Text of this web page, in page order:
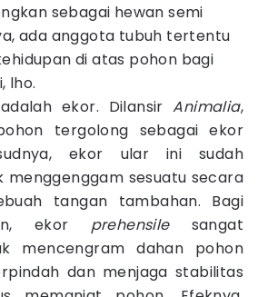
sebagai hewan semi
ada anggota tubuh tertentu
di atas pohon bagi
lho.
ekor. DilansirAnimalia,
tergolong sebagai ekor
ekor ular ini sudah
menggenggam sesuatu secara
tangan tambahan. Bagi
ekor prehensile sangat
mencengram dahan pohon
dan menjaga stabilitas